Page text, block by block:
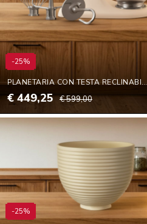
-25%
PLANETARIA CON TESTA RECLINABILE 4,7 L - ARTISAN BY YOU
€ 449,25 € 599,00
-25%